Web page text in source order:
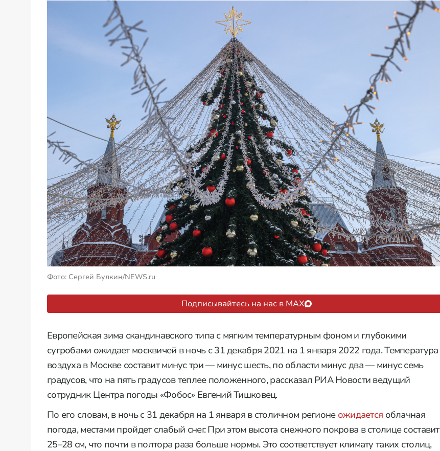
Фото: Сергей Булкин/NEWS.ru
Подписывайтесь на нас в MAX
Европейская зима скандинавского типа с мягким температурным фоном и глубокими
сугробами ожидает москвичей в ночь с 31 декабря 2021 на 1 января 2022 года. Температура
воздуха в Москве составит минус три — минус шесть, по области минус два — минус семь
градусов, что на пять градусов теплее положенного, рассказал РИА Новости ведущий
сотрудник Центра погоды «Фобос» Евгений Тишковец.
По его словам, в ночь с 31 декабря на 1 января в столичном регионе ожидается облачная
погода, местами пройдет слабый снег. При этом высота снежного покрова в столице составит
25–28 см, что почти в полтора раза больше нормы. Это соответствует климату таких столиц,